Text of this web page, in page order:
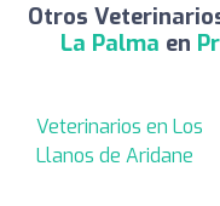
Otros
La Palma en
Veterinarios en Los
Llanos de Aridane